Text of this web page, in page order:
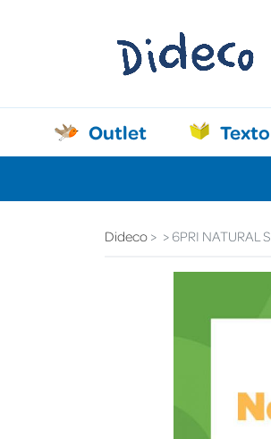
Outlet
Dideco 6PRI NATURAL